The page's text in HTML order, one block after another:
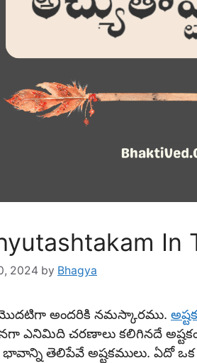
2024 by Bhagya
అందరికి నమస్కారము.
ఎనిమిది చరణాలు కలిగినదే
తెలిపేవే అష్టకములు. ఏదో